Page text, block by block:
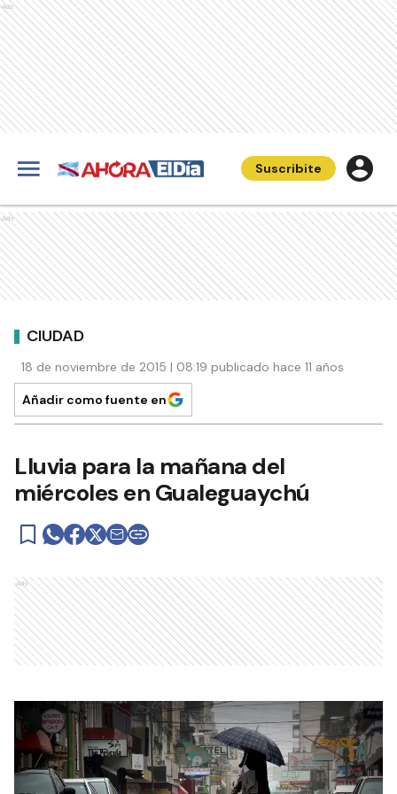
Ads
Suscribite
Ads
CIUDAD
18 de noviembre de 2015 | 08:19 publicado hace 11 años
Añadir como fuente en
Lluvia para la mañana del
miércoles en Gualeguaychú
Ads